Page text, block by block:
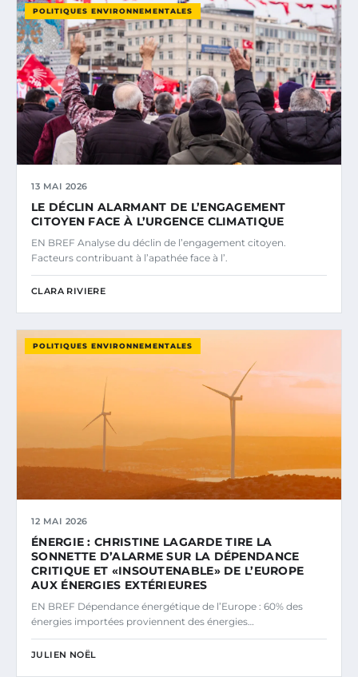
POLITIQUES ENVIRONNEMENTALES
13 MAI 2026
LE DÉCLIN ALARMANT DE L’ENGAGEMENT
CITOYEN FACE À L’URGENCE CLIMATIQUE
EN BREF Analyse du déclin de l’engagement citoyen.
Facteurs contribuant à l’apathée face à l’.
CLARA RIVIERE
POLITIQUES ENVIRONNEMENTALES
12 MAI 2026
ÉNERGIE : CHRISTINE LAGARDE TIRE LA
SONNETTE D’ALARME SUR LA DÉPENDANCE
CRITIQUE ET «INSOUTENABLE» DE L’EUROPE
AUX ÉNERGIES EXTÉRIEURES
EN BREF Dépendance énergétique de l’Europe : 60% des
énergies importées proviennent des énergies…
JULIEN NOËL